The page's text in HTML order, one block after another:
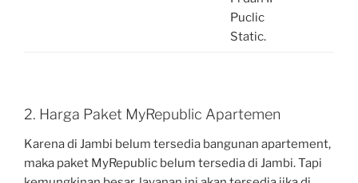
Puclic
Static.
2. Harga Paket MyRepublic Apartemen
Karena di Jambi belum tersedia bangunan apartement,
maka paket MyRepublic belum tersedia di Jambi. Tapi